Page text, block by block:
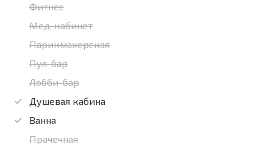
Фитнес
Мед. кабинет
Парикмахерская
Пул-бар
Лобби-бар
Душевая кабина
Ванна
Прачечная